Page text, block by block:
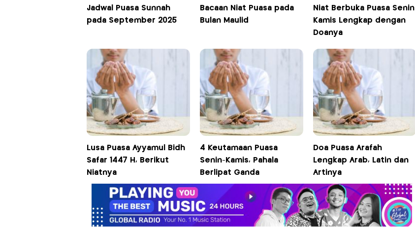
Jadwal Puasa Sunnah
pada September 2025
Bacaan Niat Puasa pada
Bulan Maulid
Niat Berbuka Puasa Senin
Kamis Lengkap dengan
Doanya
Lusa Puasa Ayyamul Bidh
Safar 1447 H, Berikut
Niatnya
4 Keutamaan Puasa
Senin-Kamis, Pahala
Berlipat Ganda
Doa Puasa Arafah
Lengkap Arab, Latin dan
Artinya